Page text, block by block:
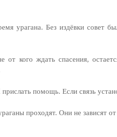
урагана. Без издёвки совет
от кого ждать спасения,
помощь. Если связь
проходят. Они не зависят